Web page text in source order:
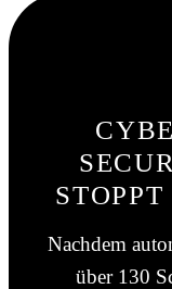
Nachdem
über 130